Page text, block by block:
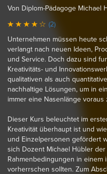
Von Diplom-Pädagoge Michael
(2)
Unternehmen müssen heute
verlangt nach neuen Ideen,
und Service. Doch dazu sind
Kreativitäts- und
qualitativen als auch
nachhaltige Lösungen, um in
immer eine Nasenlänge voraus
Dieser Kurs beleuchtet im
Kreativität überhaupt ist und
und Einzelpersonen gefördert
sich Dozent Michael Hübler
Rahmenbedingungen in einem
vorherrschen sollten. Zum